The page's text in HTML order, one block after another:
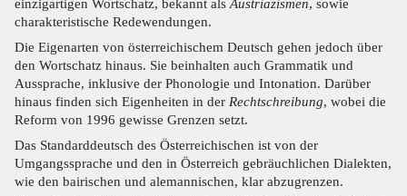
einzigartigen Wortschatz, bekannt als Austriazismen, sowie
charakteristische Redewendungen.
Die Eigenarten von österreichischem Deutsch gehen jedoch über
den Wortschatz hinaus. Sie beinhalten auch Grammatik und
Aussprache, inklusive der Phonologie und Intonation. Darüber
hinaus finden sich Eigenheiten in der Rechtschreibung, wobei die
Reform von 1996 gewisse Grenzen setzt.
Das Standarddeutsch des Österreichischen ist von der
Umgangssprache und den in Österreich gebräuchlichen Dialekten,
wie den bairischen und alemannischen, klar abzugrenzen.